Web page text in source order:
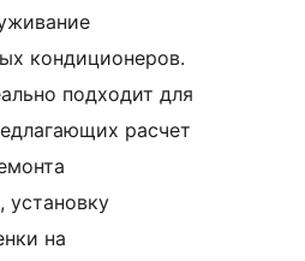
кондиционеров.
подходит для
расчет
установку
на